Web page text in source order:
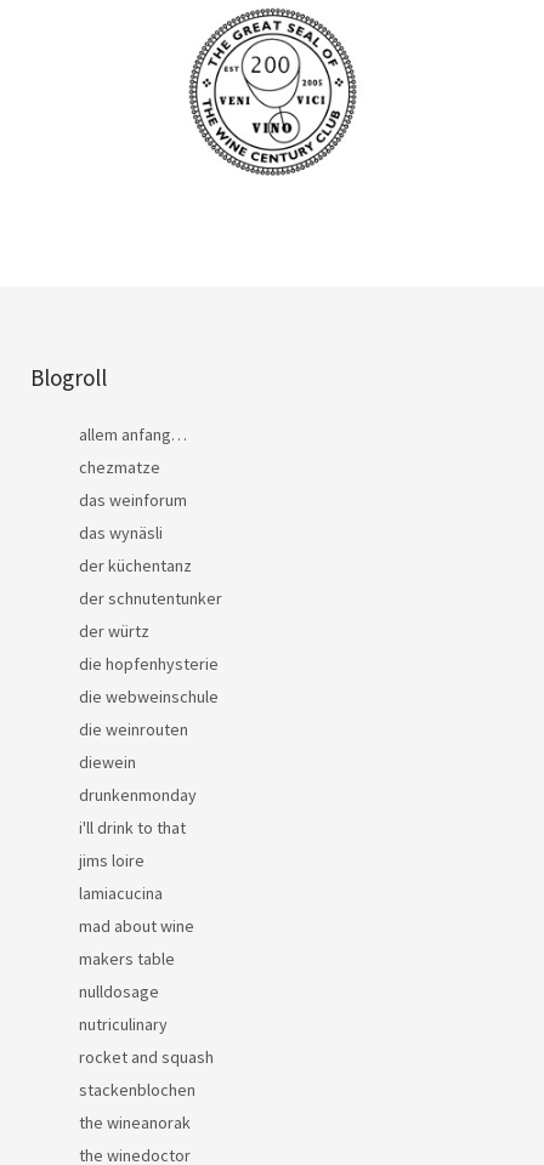
Blogroll
allem anfang…
chezmatze
das weinforum
das wynäsli
der küchentanz
der schnutentunker
der würtz
die hopfenhysterie
die webweinschule
die weinrouten
diewein
drunkenmonday
i'll drink to that
jims loire
lamiacucina
mad about wine
makers table
nulldosage
nutriculinary
rocket and squash
stackenblochen
the wineanorak
the winedoctor